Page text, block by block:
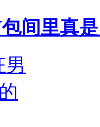
间里真